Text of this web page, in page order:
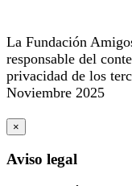
La Fundación
responsable del
privacidad de los
Noviembre 2025
×
Aviso legal